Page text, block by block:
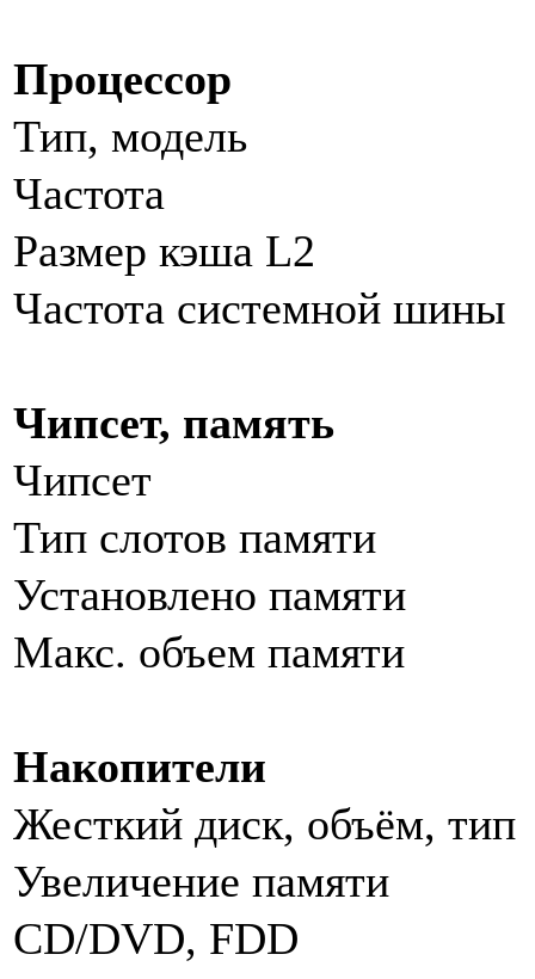
Процессор
Тип, модель
Частота
Размер кэша L2
Частота системной шины
Чипсет, память
Чипсет
Тип слотов памяти
Установлено памяти
Макс. объем памяти
Накопители
Жесткий диск, объём,
Увеличение памяти
CD/DVD, FDD